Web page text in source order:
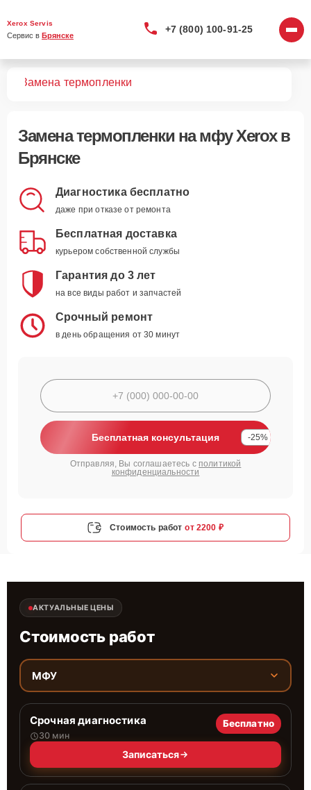
Xerox Servis
Сервис в Брянске
+7 (800) 100-91-25
Замена термопленки
Замена термопленки на мфу Xerox в
Брянске
Диагностика бесплатно
даже при отказе от ремонта
Бесплатная доставка
курьером собственной службы
Гарантия до 3 лет
на все виды работ и запчастей
Срочный ремонт
в день обращения от 30 минут
Бесплатная консультация -25%
Отправляя, Вы соглашаетесь с политикой
конфиденциальности
Стоимость работ от 2200 ₽
АКТУАЛЬНЫЕ ЦЕНЫ
Стоимость работ
МФУ
Срочная диагностика
30 мин
Бесплатно
Записаться